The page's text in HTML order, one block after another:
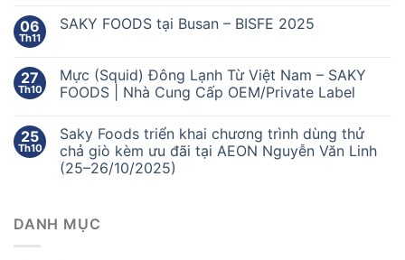
06
Th11
SAKY FOODS tại Busan – BISFE 2025
27
Th10
Mực (Squid) Đông Lạnh Từ Việt Nam – SAKY
FOODS | Nhà Cung Cấp OEM/Private Label
25
Th10
Saky Foods triển khai chương trình dùng thử
chả giò kèm ưu đãi tại AEON Nguyễn Văn Linh
(25–26/10/2025)
DANH MỤC